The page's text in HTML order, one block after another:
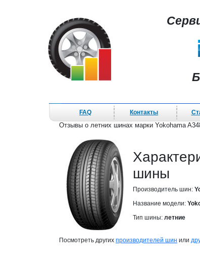
FAQ Контакты
Отзывы о летних шинах марки Yokohama
шины
Производитель шин:
Название модели:
Тип шины: летние
Посмотреть других производителей шин или